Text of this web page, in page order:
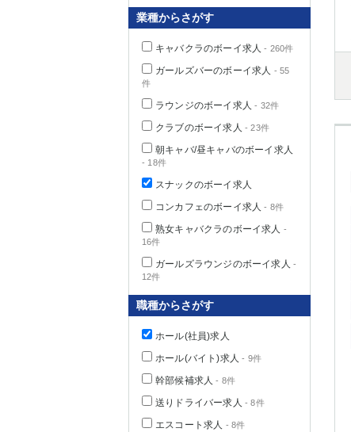
業種からさがす
キャバクラのボーイ求人 - 260件
ガールズバーのボーイ求人 - 55
件
ラウンジのボーイ求人 - 32件
クラブのボーイ求人 - 23件
朝キャバ/昼キャバのボーイ求人
- 18件
スナックのボーイ求人
コンカフェのボーイ求人 - 8件
熟女キャバクラのボーイ求人 -
16件
ガールズラウンジのボーイ求人 -
12件
職種からさがす
ホール(社員)求人
ホール(バイト)求人 - 9件
幹部候補求人 - 8件
送りドライバー求人 - 8件
エスコート求人 - 8件
千葉県
茨城県